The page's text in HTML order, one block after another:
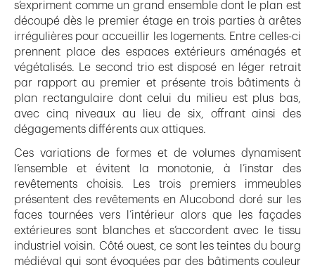
s’expriment comme un grand ensemble dont le plan est
découpé dès le premier étage en trois parties à arêtes
irrégulières pour accueillir les logements. Entre celles-ci
prennent place des espaces extérieurs aménagés et
végétalisés. Le second trio est disposé en léger retrait
par rapport au premier et présente trois bâtiments à
plan rectangulaire dont celui du milieu est plus bas,
avec cinq niveaux au lieu de six, offrant ainsi des
dégagements différents aux attiques.
Ces variations de formes et de volumes dynamisent
l’ensemble et évitent la monotonie, à l’instar des
revêtements choisis. Les trois premiers immeubles
présentent des revêtements en Alucobond doré sur les
faces tournées vers l’intérieur alors que les façades
extérieures sont blanches et s’accordent avec le tissu
industriel voisin. Côté ouest, ce sont les teintes du bourg
médiéval qui sont évoquées par des bâtiments couleur